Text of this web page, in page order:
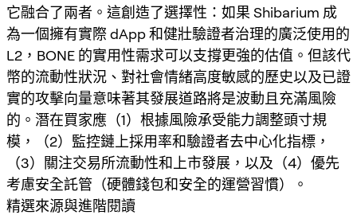
它融合了兩者。這創造了選擇性：如果 Shibarium 成
為一個擁有實際 dApp 和健壯驗證者治理的廣泛使用的
L2，BONE 的實用性需求可以支撐更強的估值。但該代
幣的流動性狀況、對社會情緒高度敏感的歷史以及已證
實的攻擊向量意味著其發展道路將是波動且充滿風險
的。潛在買家應（1）根據風險承受能力調整頭寸規
模，（2）監控鏈上採用率和驗證者去中心化指標，
（3）關注交易所流動性和上市發展，以及（4）優先
考慮安全託管（硬體錢包和安全的運營習慣）。
精選來源與進階閱讀